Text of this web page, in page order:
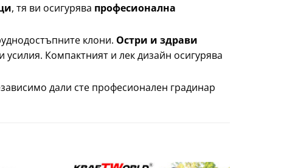
, тя ви осигурява професионална
клони. Остри и здрави
Компактният и лек дизайн осигурява
дали сте професионален градинар